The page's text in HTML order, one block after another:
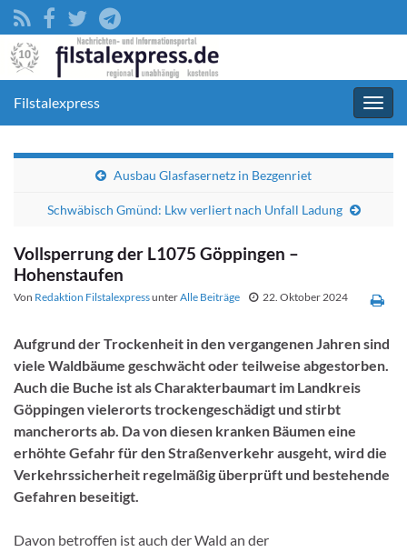
Filstalexpress
Ausbau Glasfasernetz in Bezgenriet
Schwäbisch Gmünd: Lkw verliert nach Unfall Ladung
Vollsperrung der L1075 Göppingen –
Hohenstaufen
Von Redaktion FilstalexpressunterAlle Beiträge 22. Oktober 2024
Aufgrund der Trockenheit in den vergangenen Jahren sind
viele Waldbäume geschwächt oder teilweise abgestorben.
Auch die Buche ist als Charakterbaumart im Landkreis
Göppingen vielerorts trockengeschädigt und stirbt
mancherorts ab. Da von diesen kranken Bäumen eine
erhöhte Gefahr für den Straßenverkehr ausgeht, wird die
Verkehrssicherheit regelmäßig überprüft und bestehende
Gefahren beseitigt.
Davon betroffen ist auch der Wald an der